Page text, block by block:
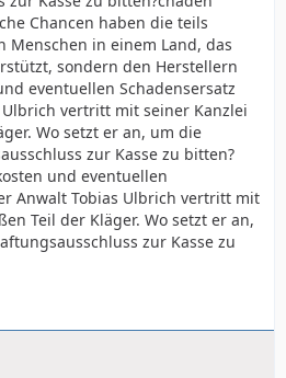
Chancen haben die teils
Menschen in einem Land, das
sondern den Herstellern
eventuellen Schadensersatz
Ulbrich vertritt mit seiner Kanzlei
Wo setzt er an, um die
zur Kasse zu bitten?
und eventuellen
Anwalt Tobias Ulbrich vertritt mit
Teil der Kläger. Wo setzt er an,
zur Kasse zu